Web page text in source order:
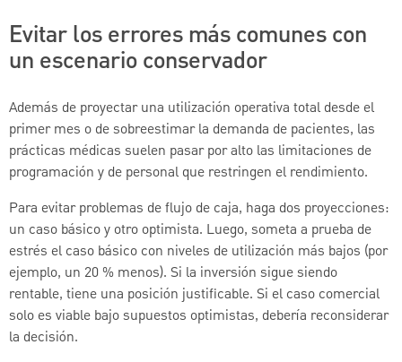
Evitar los errores más comunes con
un escenario conservador
Además de proyectar una utilización operativa total desde el
primer mes o de sobreestimar la demanda de pacientes, las
prácticas médicas suelen pasar por alto las limitaciones de
programación y de personal que restringen el rendimiento.
Para evitar problemas de flujo de caja, haga dos proyecciones:
un caso básico y otro optimista. Luego, someta a prueba de
estrés el caso básico con niveles de utilización más bajos (por
ejemplo, un 20 % menos). Si la inversión sigue siendo
rentable, tiene una posición justificable. Si el caso comercial
solo es viable bajo supuestos optimistas, debería reconsiderar
la decisión.